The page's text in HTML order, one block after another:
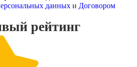
данных и Договором
рейтинг